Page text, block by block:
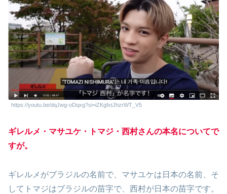
https://youtu.be/dqJwg-oDqxg?si=iZKgfxtJhzrWT_V5
ギレルメ・マサユケ・トマジ・西村さんの本名についてで
すが。
ギレルメがブラジルの名前で、マサユケは日本の名前、そ
してトマジはブラジルの苗字で、西村が日本の苗字です。